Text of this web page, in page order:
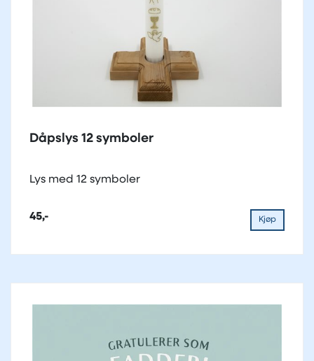
Dåpslys 12 symboler
Lys med 12 symboler
45,- Kjøp